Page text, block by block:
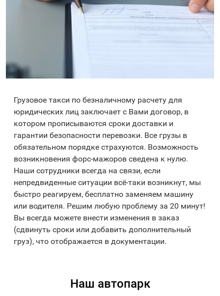
Грузовое такси по безналичному расчету для
юридических лиц заключает с Вами договор, в
котором прописываются сроки доставки и
гарантии безопасности перевозки. Все грузы в
обязательном порядке страхуются. Возможность
возникновения форс-мажоров сведена к нулю.
Наши сотрудники всегда на связи, если
непредвиденные ситуации всё-таки возникнут, мы
быстро реагируем, бесплатно заменяем машину
или водителя. Решим любую проблему за 20 минут!
Вы всегда можете внести изменения в заказ
(сдвинуть сроки или добавить дополнительный
груз), что отображается в документации.
Наш автопарк